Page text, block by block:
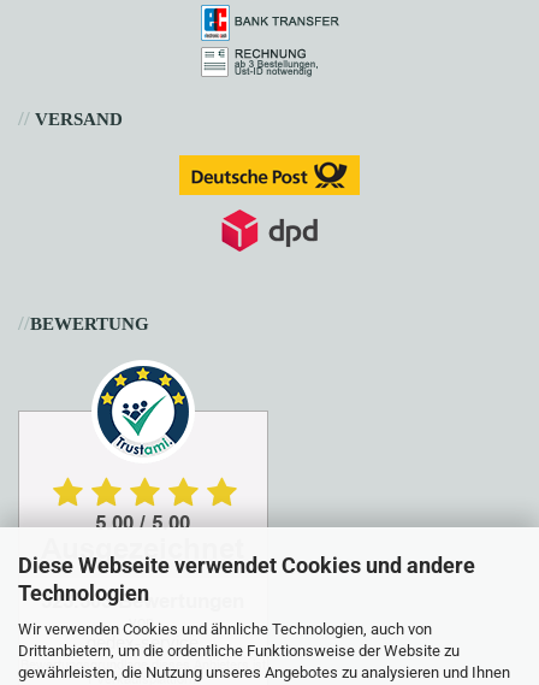
Diese Webseite verwendet Cookies und andere
Technologien
Wir verwenden Cookies und ähnliche Technologien, auch von
Drittanbietern, um die ordentliche Funktionsweise der Website zu
gewährleisten, die Nutzung unseres Angebotes zu analysieren und Ihnen
// VERSAND
//BEWERTUNG